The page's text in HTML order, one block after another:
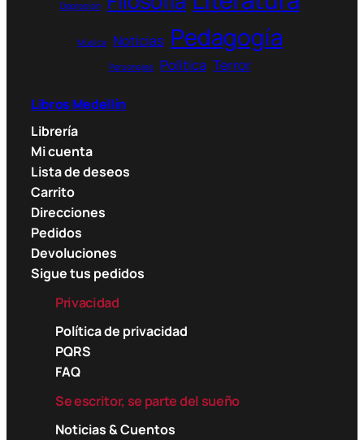
Depresión
Música Noticias Pedagogía
Personajes Política Terror
Libros Medellín
Librería
Mi cuenta
Lista de deseos
Carrito
Direcciones
Pedidos
Devoluciones
Sigue tus pedidos
Privacidad
Política de privacidad
PQRS
FAQ
Se escritor, se parte del sueño
Noticias & Cuentos